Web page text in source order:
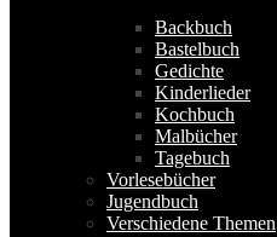
Backbuch
Bastelbuch
Gedichte
Kinderlieder
Kochbuch
Malbücher
Tagebuch
Vorlesebücher
Jugendbuch
Verschiedene Themen